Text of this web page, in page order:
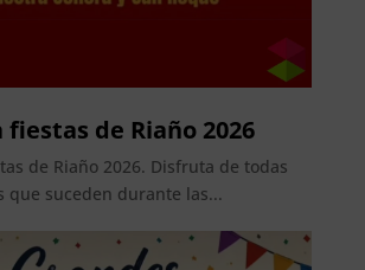
fiestas de Riaño 2026
de Riaño 2026. Disfruta de todas
que suceden durante las...